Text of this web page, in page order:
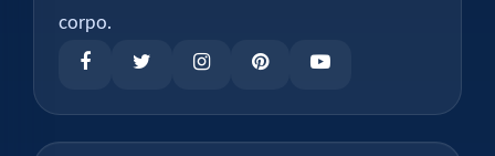
corpo.